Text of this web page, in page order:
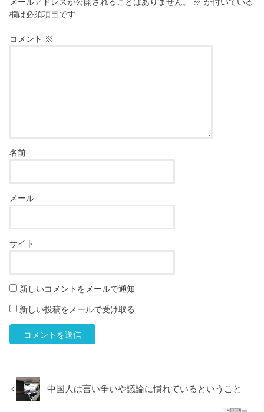
欄は必須項目です
コメント ※
名前
メール
サイト
新しいコメントをメールで通知
新しい投稿をメールで受け取る
中国人は言い争いや議論に慣れているということ